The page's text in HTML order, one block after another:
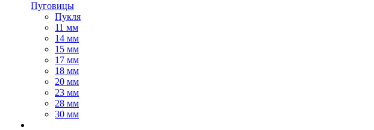
Пуговицы
Пукля
11 мм
14 мм
15 мм
17 мм
18 мм
20 мм
23 мм
28 мм
30 мм